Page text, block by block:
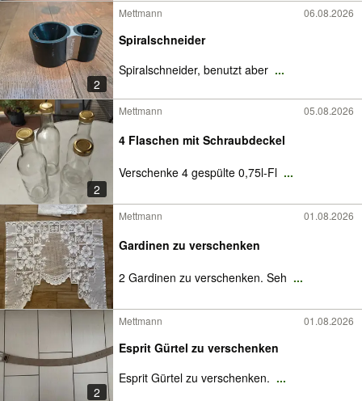
2
Mettmann 06.08.2026
Spiralschneider
Spiralschneider, benutzt aber ...
2
Mettmann 05.08.2026
4 Flaschen mit Schraubdeckel
Verschenke 4 gespülte 0,75l-Fl ...
Mettmann 01.08.2026
Gardinen zu verschenken
2 Gardinen zu verschenken. Seh ...
2
Mettmann 01.08.2026
Esprit Gürtel zu verschenken
Esprit Gürtel zu verschenken. ...